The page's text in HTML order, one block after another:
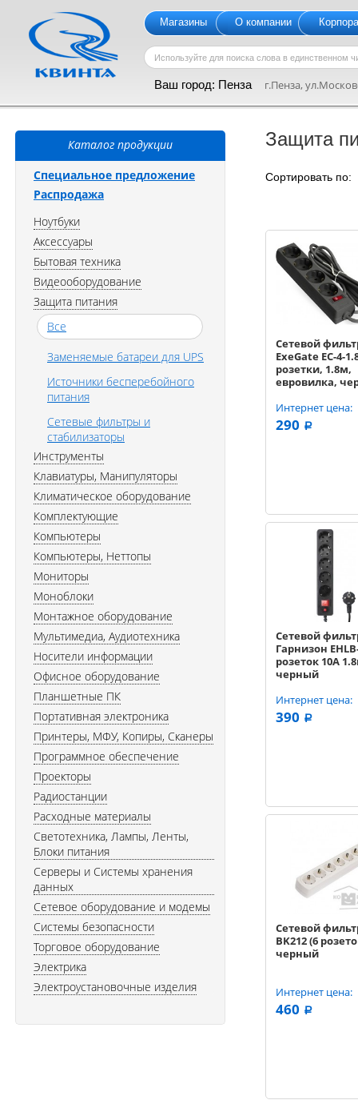
Магазины О компании
Ваш город: Пенза г.Пенза,
Защита
Сортировать
Сетевой
ExeGate EC-4-
розетки, 1.8м,
евровилка,
Интернет цена:
290 a
Сетевой
Гарнизон
розеток 10А
черный
Интернет цена:
390 a
Сетевой
BK212 (6
черный
Интернет цена:
460 a
Каталог продукции
Специальное предложение
Распродажа
Ноутбуки
Аксессуары
Бытовая техника
Видеооборудование
Защита питания
Все
Заменяемые батареи для UPS
Источники бесперебойного
питания
Сетевые фильтры и
стабилизаторы
Инструменты
Клавиатуры, Манипуляторы
Климатическое оборудование
Комплектующие
Компьютеры
Компьютеры, Неттопы
Мониторы
Моноблоки
Монтажное оборудование
Мультимедиа, Аудиотехника
Носители информации
Офисное оборудование
Планшетные ПК
Портативная электроника
Принтеры, МФУ, Копиры, Сканеры
Программное обеспечение
Проекторы
Радиостанции
Расходные материалы
Светотехника, Лампы, Ленты,
Блоки питания
Серверы и Системы хранения
данных
Сетевое оборудование и модемы
Системы безопасности
Торговое оборудование
Электрика
Электроустановочные изделия